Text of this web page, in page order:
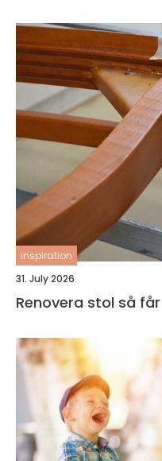
inspiration
31. July 2026